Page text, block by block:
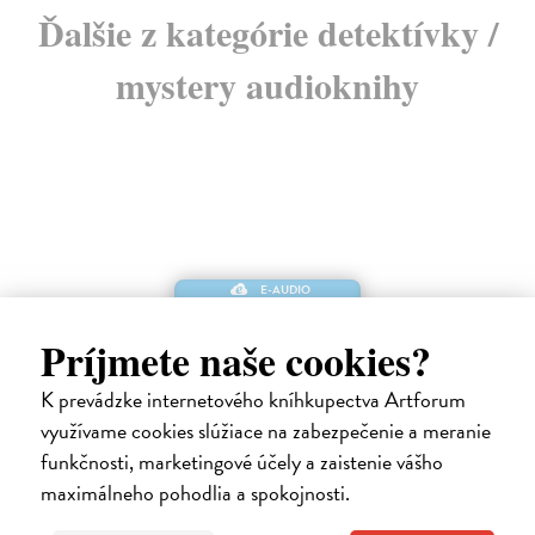
Príjmete naše cookies?
K prevádzke internetového kníhkupectva Artforum
využívame cookies slúžiace na zabezpečenie a meranie
funkčnosti, marketingové účely a zaistenie vášho
maximálneho pohodlia a spokojnosti.
Ďalšie z kategórie detektívky /
mystery audioknihy
E-AUDIO
Temný kvet